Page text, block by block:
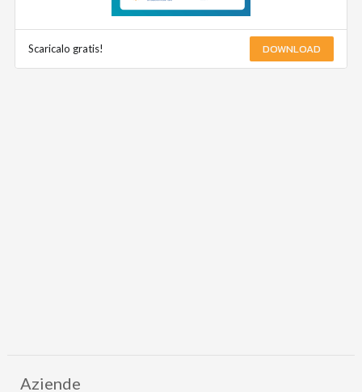
Scaricalo gratis! DOWNLOAD
Aziende